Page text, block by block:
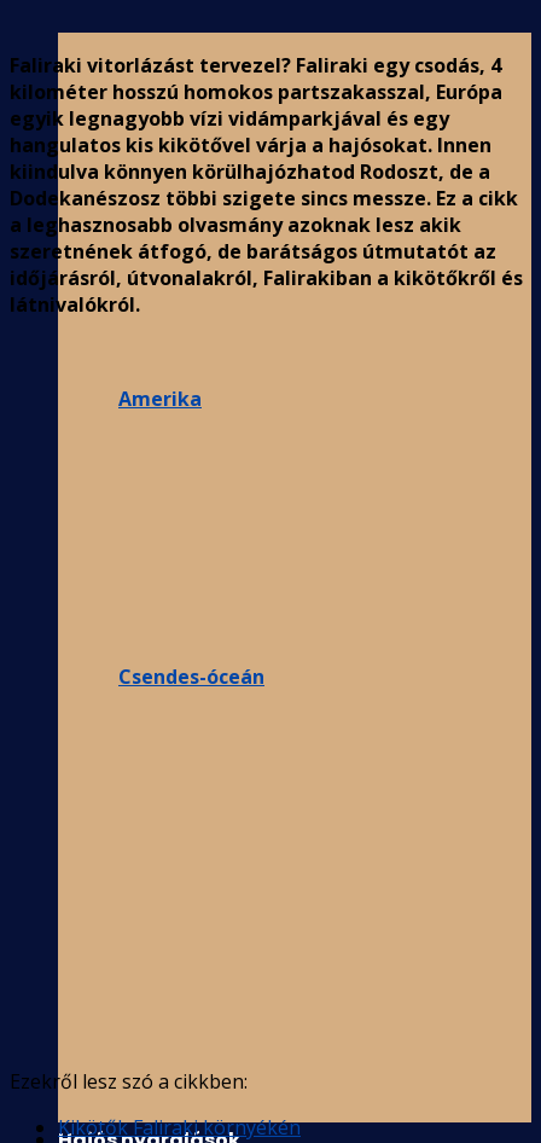
Amerika
Csendes-óceán
Faliraki vitorlázást tervezel? Faliraki egy csodás, 4
kilométer hosszú homokos partszakasszal, Európa
egyik legnagyobb vízi vidámparkjával és egy
hangulatos kis kikötővel várja a hajósokat. Innen
kiindulva könnyen körülhajózhatod Rodoszt, de a
Dodekanészosz többi szigete sincs messze. Ez a cikk
a leghasznosabb olvasmány azoknak lesz akik
szeretnének átfogó, de barátságos útmutatót az
időjárásról, útvonalakról, Falirakiban a kikötőkről és
látnivalókról.
Ezekről lesz szó a cikkben:
Kikötők Faliraki környékén